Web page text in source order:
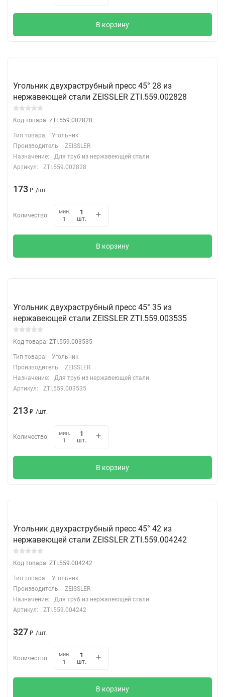
В корзину
Угольник двухраструбный пресс 45° 28 из
нержавеющей стали ZEISSLER ZTI.559.002828
Код товара: ZTI.559.002828
Тип товара:
Угольник
Производитель:
ZEISSLER
Назначение:
Для труб из нержавеющей стали
Артикул:
ZTI.559.002828
173 ₽ /шт.
Количество:
мин.
1
шт.
В корзину
Угольник двухраструбный пресс 45° 35 из
нержавеющей стали ZEISSLER ZTI.559.003535
Код товара: ZTI.559.003535
Тип товара:
Угольник
Производитель:
ZEISSLER
Назначение:
Для труб из нержавеющей стали
Артикул:
ZTI.559.003535
213 ₽ /шт.
Количество:
мин.
1
шт.
В корзину
Угольник двухраструбный пресс 45° 42 из
нержавеющей стали ZEISSLER ZTI.559.004242
Код товара: ZTI.559.004242
Тип товара:
Угольник
Производитель:
ZEISSLER
Назначение:
Для труб из нержавеющей стали
Артикул:
ZTI.559.004242
327 ₽ /шт.
Количество:
мин.
1
шт.
В корзину